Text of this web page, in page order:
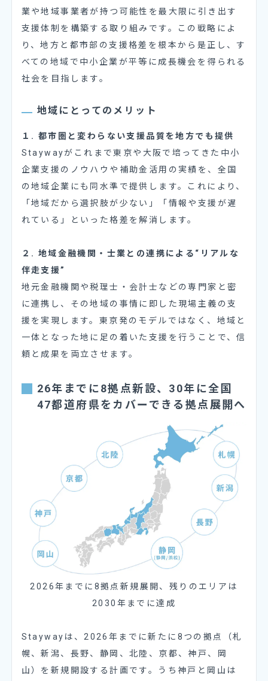
業や地域事業者が持つ可能性を最大限に引き出す
支援体制を構築する取り組みです。この戦略によ
り、地方と都市部の支援格差を根本から是正し、す
べての地域で中小企業が平等に成長機会を得られる
社会を目指します。
地域にとってのメリット
１. 都市圏と変わらない支援品質を地方でも提供
Staywayがこれまで東京や大阪で培ってきた中小
企業支援のノウハウや補助金活用の実績を、全国
の地域企業にも同水準で提供します。これにより、
「地域だから選択肢が少ない」「情報や支援が遅
れている」といった格差を解消します。
２. 地域金融機関・士業との連携による“リアルな
伴走支援”
地元金融機関や税理士・会計士などの専門家と密
に連携し、その地域の事情に即した現場主義の支
援を実現します。東京発のモデルではなく、地域と
一体となった地に足の着いた支援を行うことで、信
頼と成果を両立させます。
26年までに8拠点新設、30年に全国
47都道府県をカバーできる拠点展開へ
2026年までに8拠点新規展開、残りのエリアは
2030年までに達成
Staywayは、2026年までに新たに8つの拠点（札
幌、新潟、長野、静岡、北陸、京都、神戸、岡
山）を新規開設する計画です。うち神戸と岡山は